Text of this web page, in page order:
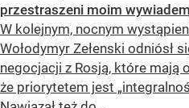
przestraszeni moim wywiadem
W kolejnym, nocnym
Wołodymyr Zełenski odniósł
negocjacji z Rosją, które mają
że priorytetem jest